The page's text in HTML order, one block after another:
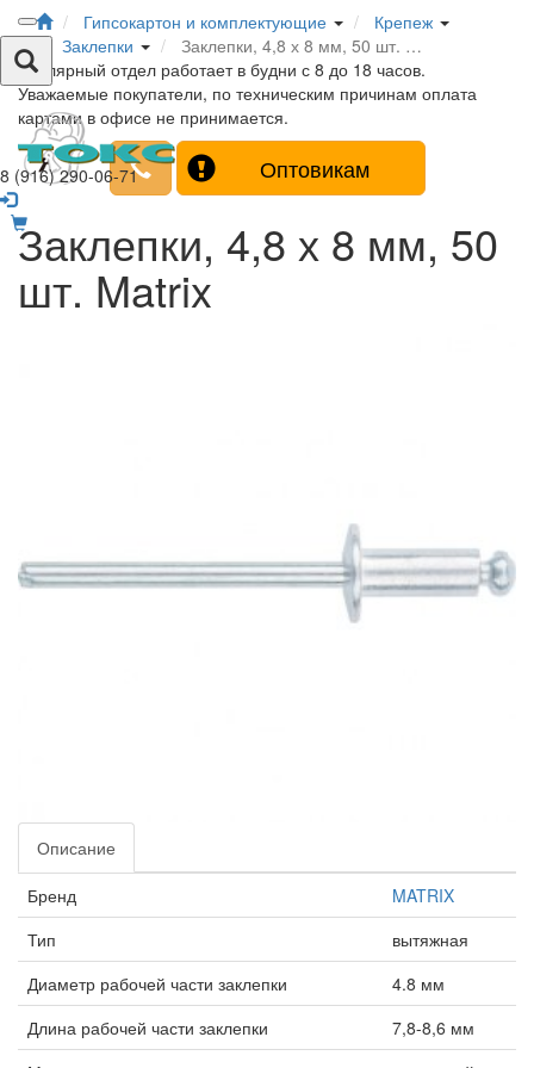
8 (916) 290-06-71
Гипсокартон и комплектующие
Крепеж
Заклепки
Заклепки, 4,8 х 8 мм, 50 шт. …
Столярный отдел работает в будни с 8 до 18 часов.
Уважаемые покупатели, по техническим причинам оплата
картами в офисе не принимается.
Оптовикам
Заклепки, 4,8 х 8 мм, 50
шт. Matrix
Описание
Бренд
MATRIX
Тип
вытяжная
Диаметр рабочей части заклепки
4.8 мм
Длина рабочей части заклепки
7,8-8,6 мм